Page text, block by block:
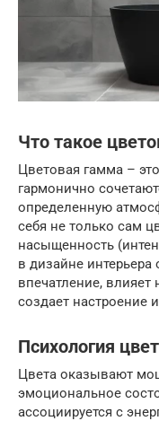
Что такое
Цветовая гамма –
гармонично
определенную
себя не только сам
насыщенность
в дизайне
впечатление, влияет
создает настроение
Психология
Цвета оказывают
эмоциональное
ассоциируется с